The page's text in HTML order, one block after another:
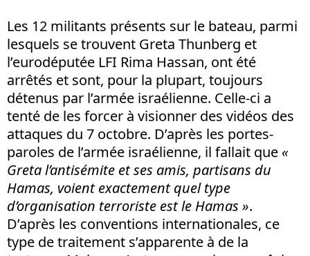
Les 12 militants présents sur le bateau, parmi
lesquels se trouvent Greta Thunberg et
l’eurodéputée LFI Rima Hassan, ont été
arrêtés et sont, pour la plupart, toujours
détenus par l’armée israélienne. Celle-ci a
tenté de les forcer à visionner des vidéos des
attaques du 7 octobre. D’après les portes-
paroles de l’armée israélienne, il fallait que «
Greta l’antisémite et ses amis, partisans du
Hamas, voient exactement quel type
d’organisation terroriste est le Hamas ».
D’après les conventions internationales, ce
type de traitement s’apparente à de la